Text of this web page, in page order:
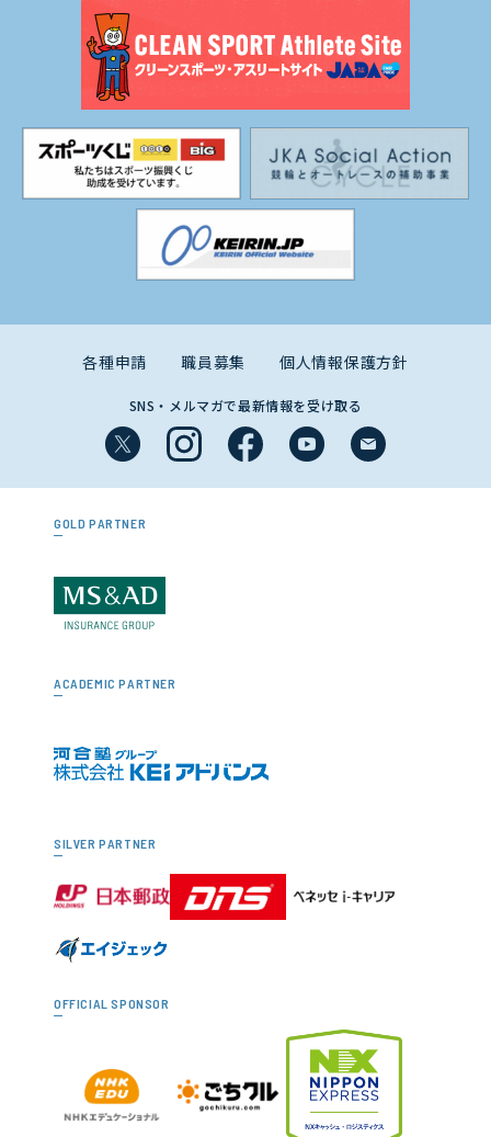
各種申請 職員募集 個人情報保護方針
SNS・メルマガで最新情報を受け取る
GOLD PARTNER
ACADEMIC PARTNER
SILVER PARTNER
OFFICIAL SPONSOR